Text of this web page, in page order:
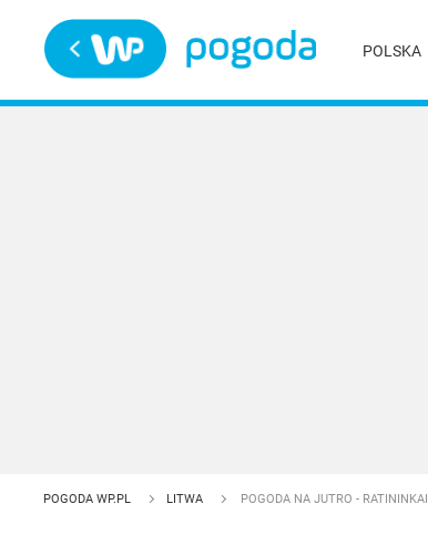
POLSKA
POGODA WP.PL LITWA POGODA NA JUTRO - RATININKAI